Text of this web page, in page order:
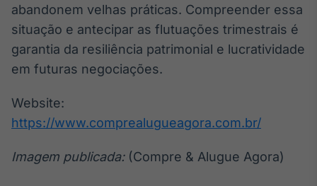
abandonem velhas práticas. Compreender essa
situação e antecipar as flutuações trimestrais é
garantia da resiliência patrimonial e lucratividade
em futuras negociações.
Website:
https://www.comprealugueagora.com.br/
Imagem publicada:(Compre & Alugue Agora)